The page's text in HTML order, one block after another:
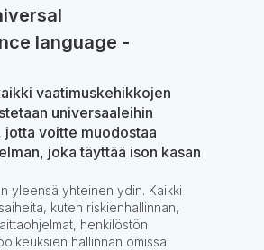
language -
vaatimuskehikkojen
universaaleihin
voitte muodostaa
joka täyttää ison kasan
yleensä yhteinen ydin. Kaikki
kuten riskienhallinnan,
henkilöstön
hallinnan omissa